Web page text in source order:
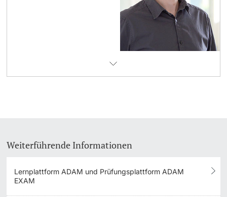
Weiterführende Informationen
Lernplattform ADAM und Prüfungsplattform ADAM
EXAM